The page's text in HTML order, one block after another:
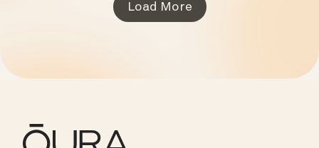
Load More